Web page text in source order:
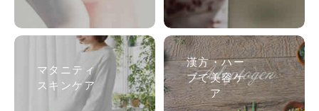
マタニティ
スキンケア
漢方・ハー
ブで美容ケ
ア